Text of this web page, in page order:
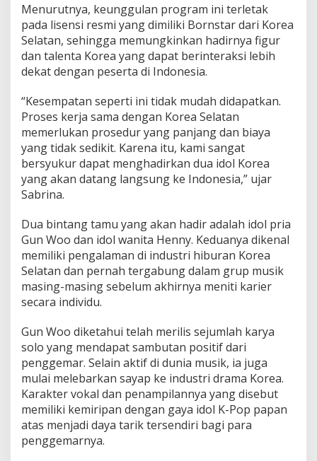
h
i
g
g
a
x
l
u
s
i
v
e
n
n
e
r
p
a
A
g
u
s
t
u
2
0
Menurutnya, keunggulan program ini terletak
pada lisensi resmi yang dimiliki Bornstar dari Korea
Selatan, sehingga memungkinkan hadirnya figur
dan talenta Korea yang dapat berinteraksi lebih
dekat dengan peserta di Indonesia.
“Kesempatan seperti ini tidak mudah didapatkan.
Proses kerja sama dengan Korea Selatan
memerlukan prosedur yang panjang dan biaya
yang tidak sedikit. Karena itu, kami sangat
bersyukur dapat menghadirkan dua idol Korea
yang akan datang langsung ke Indonesia,” ujar
Sabrina.
Dua bintang tamu yang akan hadir adalah idol pria
Gun Woo dan idol wanita Henny. Keduanya dikenal
memiliki pengalaman di industri hiburan Korea
Selatan dan pernah tergabung dalam grup musik
masing-masing sebelum akhirnya meniti karier
secara individu.
Gun Woo diketahui telah merilis sejumlah karya
solo yang mendapat sambutan positif dari
penggemar. Selain aktif di dunia musik, ia juga
mulai melebarkan sayap ke industri drama Korea.
Karakter vokal dan penampilannya yang disebut
memiliki kemiripan dengan gaya idol K-Pop papan
atas menjadi daya tarik tersendiri bagi para
penggemarnya.